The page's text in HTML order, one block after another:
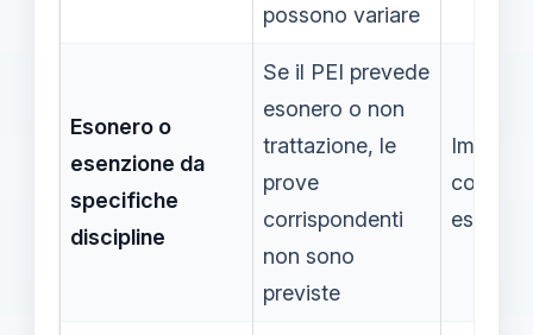
possono variare
Esonero o
esenzione da
specifiche
discipline
Se il PEI prevede
esonero o non
trattazione, le
prove
corrispondenti
non sono
previste
Impatto